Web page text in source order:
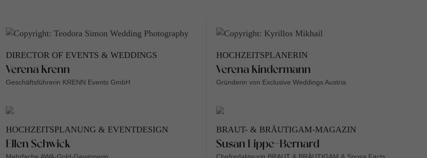
DIRECTOR OF EVENTS & WEDDINGS
Verena Krenn
Geschäftsführerin KRENN Events GmbH
HOCHZEITSPLANERIN
Verena Kindermann
Gründerin von Exclusive Weddings Austria
HOCHZEITSPLANUNG & EVENTDESIGN
Ellen Schwick
BRAUT- & BRÄUTIGAM-MAGAZIN
Susan Lippe-Bernard